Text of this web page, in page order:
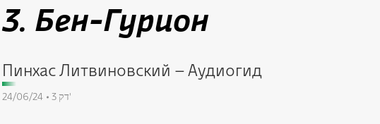
3. Бен-Гурион
Пинхас Литвиновский – Аудиогид
24/06/24 3 דק'
*Электронный адрес